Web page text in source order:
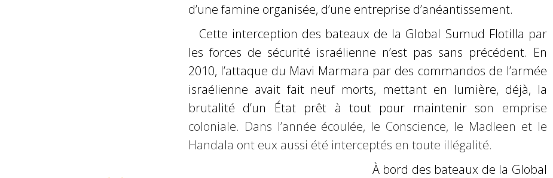
d’une famine organisée, d’une entreprise d’anéantissement.
Cette interception des bateaux de la Global Sumud Flotilla par
les forces de sécurité israélienne n’est pas sans précédent. En
2010, l’attaque du Mavi Marmara par des commandos de l’armée
israélienne avait fait neuf morts, mettant en lumière, déjà, la
brutalité d’un État prêt à tout pour maintenir son emprise
coloniale. Dans l’année écoulée, le Conscience, le Madleen et le
Handala ont eux aussi été interceptés en toute illégalité.
À bord des bateaux de la Global